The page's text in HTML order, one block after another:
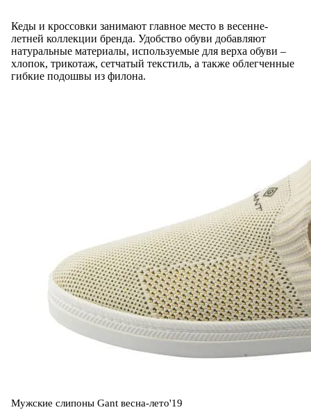
Кеды и кроссовки занимают главное место в весенне-
летней коллекции бренда. Удобство обуви добавляют
натуральные материалы, используемые для верха обуви –
хлопок, трикотаж, сетчатый текстиль, а также облегченные
гибкие подошвы из филона.
Мужские слипоны Gant весна-лето'19